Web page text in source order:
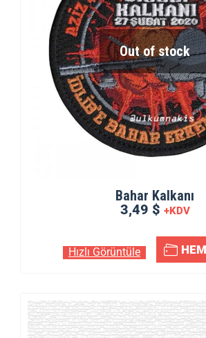
Out of stock
Bahar Kalkanı
3,49 $ +KDV
Hızlı Görüntüle